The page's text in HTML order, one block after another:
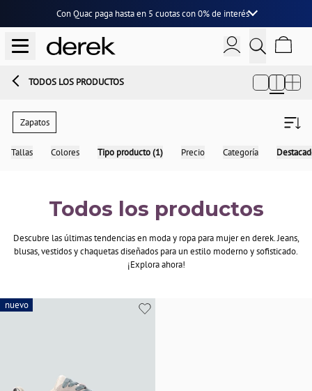
Con Quac paga hasta en 5 cuotascon0% de interés
TODOS LOS PRODUCTOS
Zapatos
Tallas Colores Tipo producto (1) Precio Categoría
Todos los productos
Descubre las últimas tendencias en moda y ropa para mujer en derek. Jeans,
blusas, vestidos y chaquetas diseñados para un estilo moderno y sofisticado.
¡Explora ahora!
nuevo